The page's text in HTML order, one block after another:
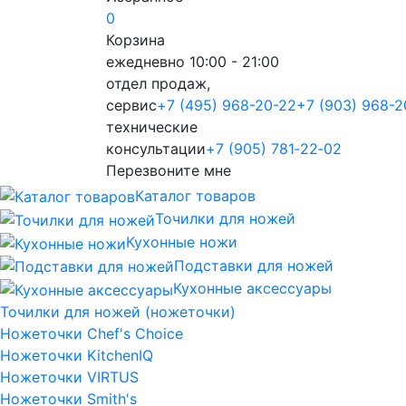
0
Корзина
ежедневно 10:00 - 21:00
отдел продаж,
сервис+7 (495) 968-20-22+7 (903) 968-
технические
консультации+7 (905) 781‑22‑02
Перезвоните мне
Каталог товаров
Точилки для ножей
Кухонные ножи
Подставки для ножей
Кухонные аксессуары
Точилки для ножей (ножеточки)
Ножеточки Chef's Choice
Ножеточки KitchenIQ
Ножеточки VIRTUS
Ножеточки Smith's